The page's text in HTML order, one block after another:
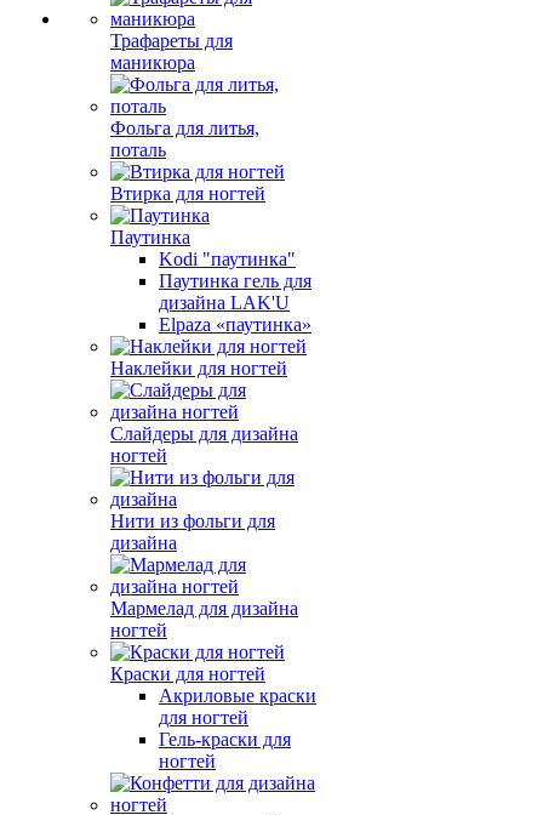
Трафареты для
маникюра
Фольга для литья,
поталь
Втирка для ногтей
Паутинка
Kodi "паутинка"
Паутинка гель для
дизайна LAK'U
Elpaza «паутинка»
Наклейки для ногтей
Слайдеры для дизайна
ногтей
Нити из фольги для
дизайна
Мармелад для дизайна
ногтей
Краски для ногтей
Акриловые краски
для ногтей
Гель-краски для
ногтей